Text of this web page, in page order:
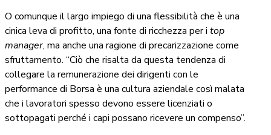
O comunque il largo impiego di una flessibilità che è una
cinica leva di profitto, una fonte di ricchezza per i top
manager, ma anche una ragione di precarizzazione come
sfruttamento. “Ciò che risalta da questa tendenza di
collegare la remunerazione dei dirigenti con le
performance di Borsa è una cultura aziendale così malata
che i lavoratori spesso devono essere licenziati o
sottopagati perché i capi possano ricevere un compenso”.